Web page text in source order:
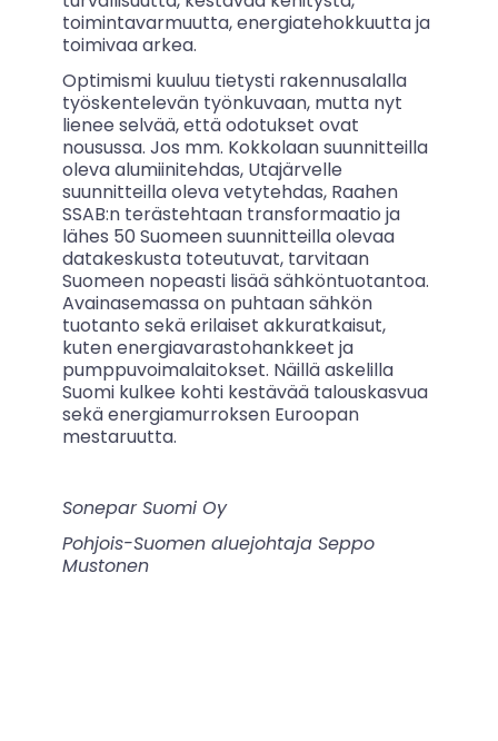
toimintavarmuutta, energiatehokkuutta ja
toimivaa arkea.
Optimismi kuuluu tietysti rakennusalalla
työskentelevän työnkuvaan, mutta nyt
lienee selvää, että odotukset ovat
nousussa. Jos mm. Kokkolaan suunnitteilla
oleva alumiinitehdas, Utajärvelle
suunnitteilla oleva vetytehdas, Raahen
SSAB:n terästehtaan transformaatio ja
lähes 50 Suomeen suunnitteilla olevaa
datakeskusta toteutuvat, tarvitaan
Suomeen nopeasti lisää sähköntuotantoa.
Avainasemassa on puhtaan sähkön
tuotanto sekä erilaiset akkuratkaisut,
kuten energiavarastohankkeet ja
pumppuvoimalaitokset. Näillä askelilla
Suomi kulkee kohti kestävää talouskasvua
sekä energiamurroksen Euroopan
mestaruutta.
Sonepar Suomi Oy
Pohjois-Suomen aluejohtaja Seppo
Mustonen